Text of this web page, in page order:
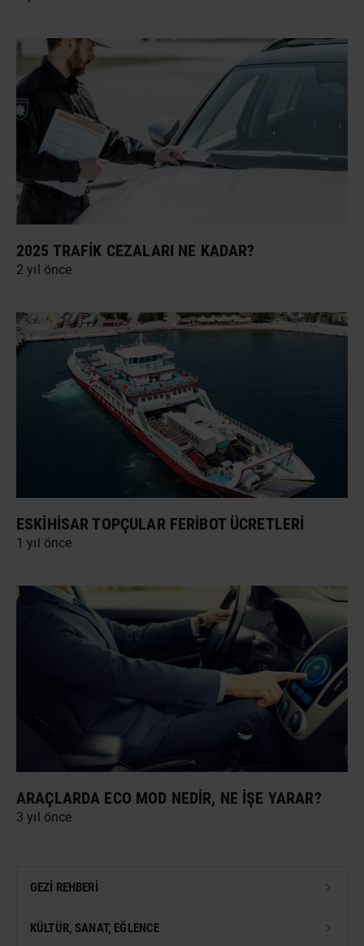
2025 TRAFIK CEZALARI NE KADAR?
2 yıl önce
ESKIHISAR TOPÇULAR FERIBOT ÜCRETLERI
1 yıl önce
ARAÇLARDA ECO MOD NEDIR, NE İŞE YARAR?
3 yıl önce
GEZI REHBERI
TÜRKIYE GEZI REHBERI
KÜLTÜR, SANAT, EĞLENCE